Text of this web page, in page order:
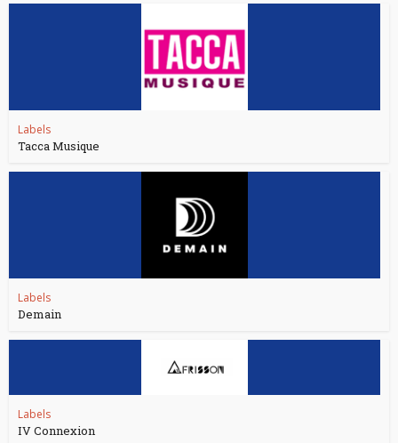
Labels
Tacca Musique
Labels
Demain
Labels
IV Connexion